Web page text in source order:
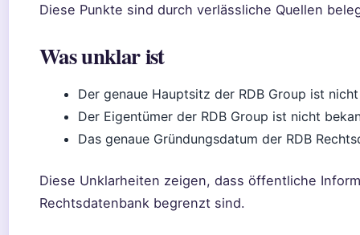
Diese Punkte sind durch verlässliche Quellen
Was unklar ist
Der genaue Hauptsitz der RDB Group ist
Der Eigentümer der RDB Group ist nicht
Das genaue Gründungsdatum der RDB
Diese Unklarheiten zeigen, dass öffentliche
Rechtsdatenbank begrenzt sind.